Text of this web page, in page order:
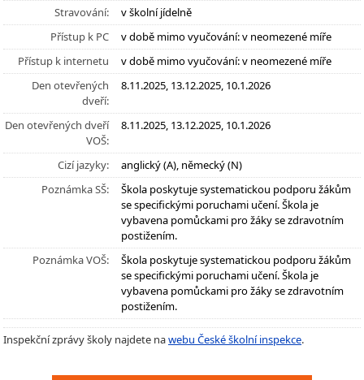
Stravování:
v školní jídelně
Přístup k PC
v době mimo vyučování: v neomezené míře
Přístup k internetu
v době mimo vyučování: v neomezené míře
Den otevřených
dveří:
8.11.2025, 13.12.2025, 10.1.2026
Den otevřených dveří
VOŠ:
8.11.2025, 13.12.2025, 10.1.2026
Cizí jazyky:
anglický (A), německý (N)
Poznámka SŠ:
Škola poskytuje systematickou podporu žákům
se specifickými poruchami učení. Škola je
vybavena pomůckami pro žáky se zdravotním
postižením.
Poznámka VOŠ:
Škola poskytuje systematickou podporu žákům
se specifickými poruchami učení. Škola je
vybavena pomůckami pro žáky se zdravotním
postižením.
Inspekční zprávy školy najdete nawebu České školní inspekce.